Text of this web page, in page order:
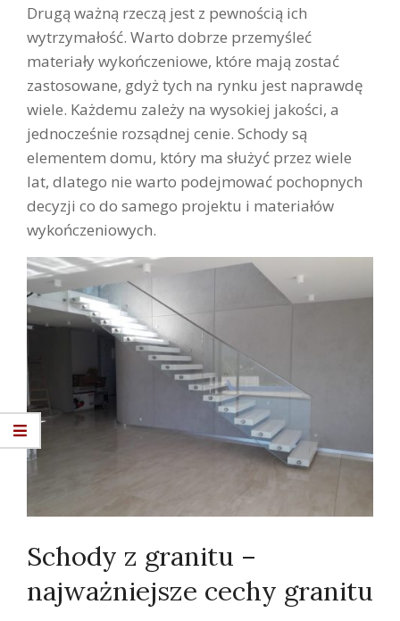
Drugą ważną rzeczą jest z pewnością ich
wytrzymałość. Warto dobrze przemyśleć
materiały wykończeniowe, które mają zostać
zastosowane, gdyż tych na rynku jest naprawdę
wiele. Każdemu zależy na wysokiej jakości, a
jednocześnie rozsądnej cenie. Schody są
elementem domu, który ma służyć przez wiele
lat, dlatego nie warto podejmować pochopnych
decyzji co do samego projektu i materiałów
wykończeniowych.
Schody z granitu –
najważniejsze cechy granitu